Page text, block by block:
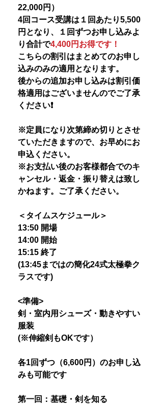
22,000円）
4回コース受講は１回あたり5,500
円となり、１回ずつお申し込みよ
り合計で4,400円お得です！
こちらの割引はまとめてのお申し
込みのみの適用となります。
後からの追加お申し込みは割引価
格適用はございませんのでご了承
ください❗️
※定員になり次第締め切りとさせ
ていただきますので、お早めにお
申込ください。
※お支払い後のお客様都合でのキ
ャンセル・返金・振り替えは致し
かねます。ご了承ください。
＜タイムスケジュール＞
13:50 開場
14:00 開始
15:15 終了
(13:45まではの簡化24式太極拳ク
ラスです)
<準備>
剣・室内用シューズ・動きやすい
服装
(※伸縮剣もOKです）
各1回ずつ（6,600円）のお申し込
みも可能です
第一回：基礎・剣を知る